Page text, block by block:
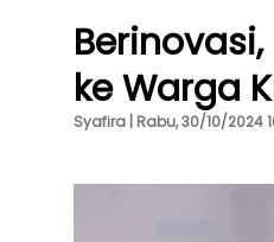
ke Warga
Syafira | Rabu, 30/10/2024